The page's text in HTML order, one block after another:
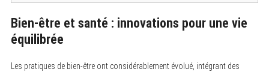
Bien-être et santé : innovations pour une vie
équilibrée
Les pratiques de bien-être ont considérablement évolué, intégrant des